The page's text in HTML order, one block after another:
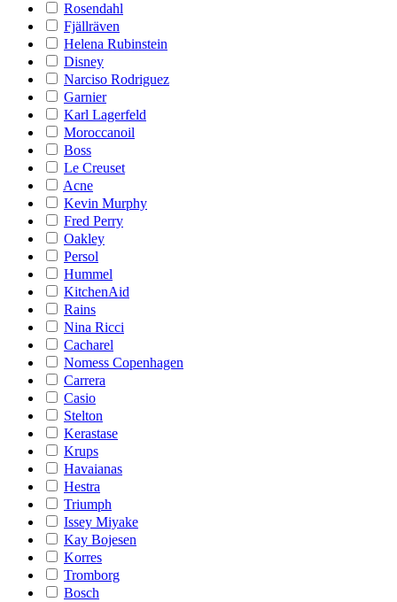
Rosendahl
Fjällräven
Helena Rubinstein
Disney
Narciso Rodriguez
Garnier
Karl Lagerfeld
Moroccanoil
Boss
Le Creuset
Acne
Kevin Murphy
Fred Perry
Oakley
Persol
Hummel
KitchenAid
Rains
Nina Ricci
Cacharel
Nomess Copenhagen
Carrera
Casio
Stelton
Kerastase
Krups
Havaianas
Hestra
Triumph
Issey Miyake
Kay Bojesen
Korres
Tromborg
Bosch